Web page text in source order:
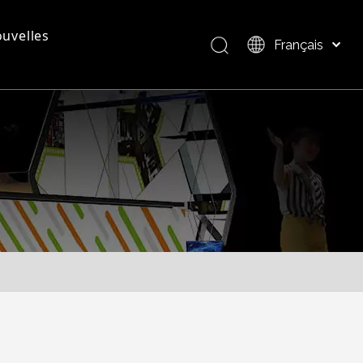
questions - réponses
Présentation du produit
Français
العربية
日本語
Pусский
Nederlands
Português
Español
English